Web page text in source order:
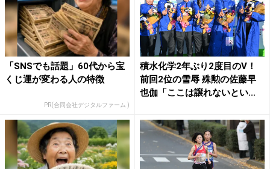
「SNSでも話題」60代から宝
くじ運が変わる人の特徴
PR(合同会社デジタルファーム )
積水化学2年ぶり2度目のV！
前回2位の雪辱 殊勲の佐藤早
也伽「ここは譲れないとい...